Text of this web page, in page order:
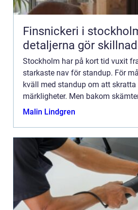
Finsnickeri i stockholm
detaljerna gör
Stockholm har på kort tid vuxit
starkaste nav för standup. För
kväll med standup om att
märkligheter. Men bakom
kultur: klubbar, k...
Malin Lindgren